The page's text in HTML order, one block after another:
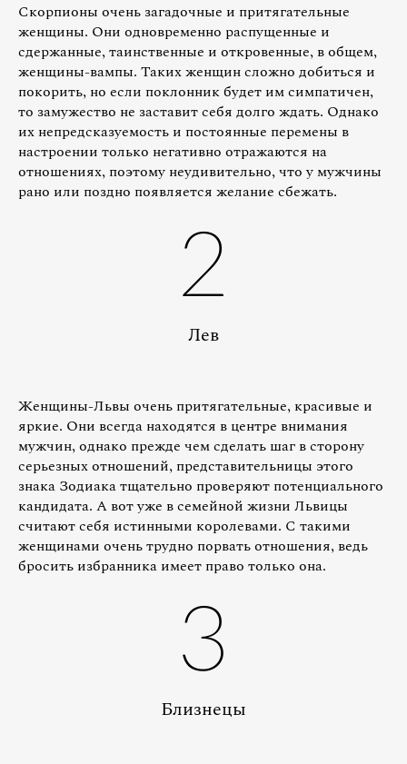
Скорпионы очень загадочные и притягательные
женщины. Они одновременно распущенные и
сдержанные, таинственные и откровенные, в общем,
женщины-вампы. Таких женщин сложно добиться и
покорить, но если поклонник будет им симпатичен,
то замужество не заставит себя долго ждать. Однако
их непредсказуемость и постоянные перемены в
настроении только негативно отражаются на
отношениях, поэтому неудивительно, что у мужчины
рано или поздно появляется желание сбежать.
2
Лев
Женщины-Львы очень притягательные, красивые и
яркие. Они всегда находятся в центре внимания
мужчин, однако прежде чем сделать шаг в сторону
серьезных отношений, представительницы этого
знака Зодиака тщательно проверяют потенциального
кандидата. А вот уже в семейной жизни Львицы
считают себя истинными королевами. С такими
женщинами очень трудно порвать отношения, ведь
бросить избранника имеет право только она.
3
Близнецы